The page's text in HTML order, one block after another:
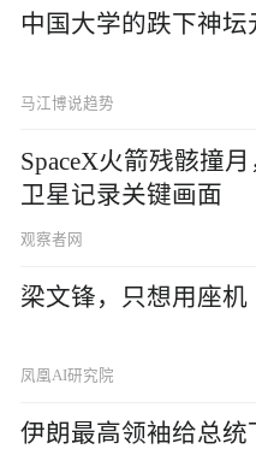
中国大学的跌下神坛
马江博说趋势
SpaceX火箭残骸撞月
卫星记录关键画面
观察者网
梁文锋，只想用座机
凤凰AI研究院
伊朗最高领袖给总统